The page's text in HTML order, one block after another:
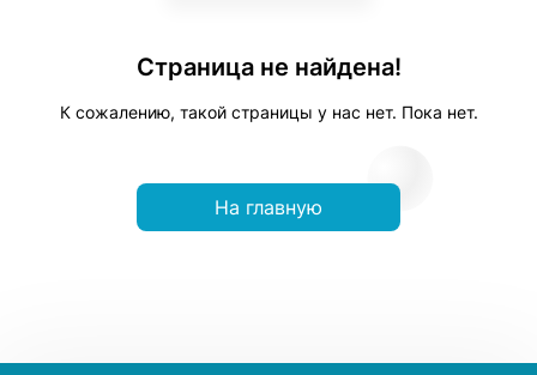
Страница не найдена!
К сожалению, такой страницы у нас нет. Пока нет.
На главную